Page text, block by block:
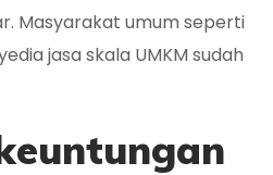
Masyarakat umum seperti
jasa skala UMKM sudah